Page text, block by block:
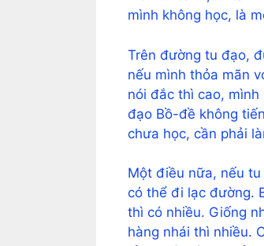
mình không học, là
Trên đường tu đạo,
nếu mình thỏa mãn
nói đắc thì cao,
đạo Bồ-đề không
chưa học, cần phải
Một điều nữa, nếu
có thể đi lạc đường.
thì có nhiều. Giống
hàng nhái thì nhiều.